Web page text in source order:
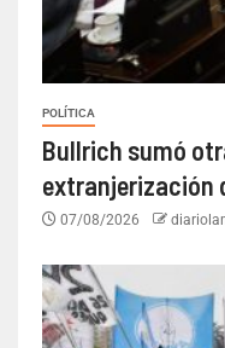
POLÍTICA
Bullrich sumó
extranjerización
07/08/2026